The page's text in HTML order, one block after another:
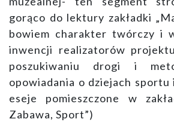
gorąco do lektury zakładki
bowiem charakter twórczy i
inwencji realizatorów
poszukiwaniu drogi i
opowiadania o dziejach sportu
eseje pomieszczone w
Zabawa, Sport”)